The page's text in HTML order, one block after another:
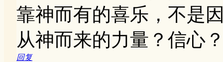
靠神而有的喜乐，不是
从神而来的力量？信心
回复